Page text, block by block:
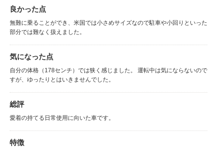
良かった点
無難に乗ることができ、米国では小さめサイズなので駐車や小回りといった
部分では難なく扱えました。
気になった点
自分の体格（178センチ）では狭く感じました。 運転中は気にならないので
すが、ゆったりとはいきませんでした。
総評
愛着の持てる日常使用に向いた車です。
特徴